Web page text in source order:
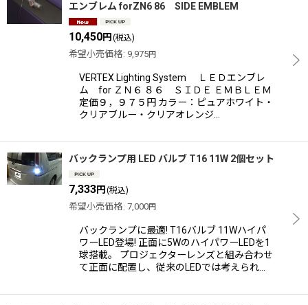
エンブレム forZN6 86 SIDE EMBLEM
10,450円 (税込)
希望小売価格: 9,975円
VERTEX Lighting System ＬＥＤエンブレ
ム for ＺＮ６ ８６ ＳＩＤＥ ＥＭＢＬＥＭ
定価９，９７５円 カラー：ピュアホワイト・
クリアブルー・クリアオレンジ…
バックランプ用 LED バルブ T16 11W 2個セット
7,333円 (税込)
希望小売価格: 7,000円
バックランプに最適! T16バルブ 11Wハイパ
ワーLED登場! 正面に5WのハイパワーLEDを1
球搭載。 プロジェクターレンズと組み合わせ
て正面に配置し、従来のLEDでは考えられ…